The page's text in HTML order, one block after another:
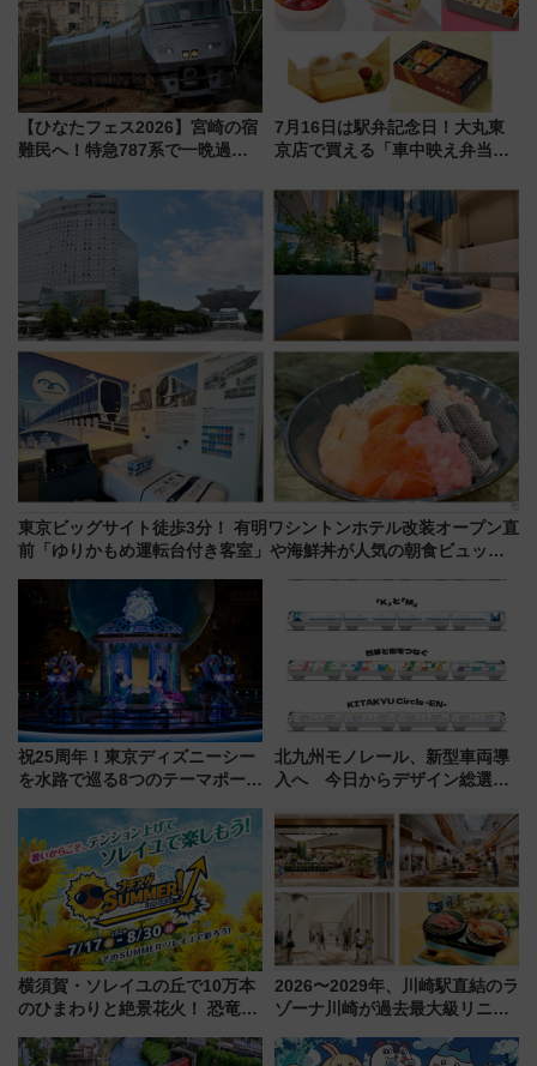
ツアー」開催
【ひなたフェス2026】宮崎の宿
難民へ！特急787系で一晩過ご
ローおひさま」が救世主に？
7月16日は駅弁記念日！大丸東
京店で買える「車中映え弁当」
東京ビッグサイト徒歩3分！ 有明ワシントンホテル改装オープン直
前「ゆりかもめ運転台付き客室」や海鮮丼が人気の朝食ビュッフ
祝25周年！東京ディズニーシー
を水路で巡る8つのテーマポート
北九州モノレール、新型車両導
入へ 今日からデザイン総選挙
横須賀・ソレイユの丘で10万本
のひまわりと絶景花火！ 恐竜や
帰りお出かけ最新情報（2026年
2026〜2029年、川崎駅直結のラ
ゾーナ川崎が過去最大級リニュ
「いつから何が変わるか」徹底